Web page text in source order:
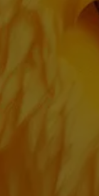
in nur 5